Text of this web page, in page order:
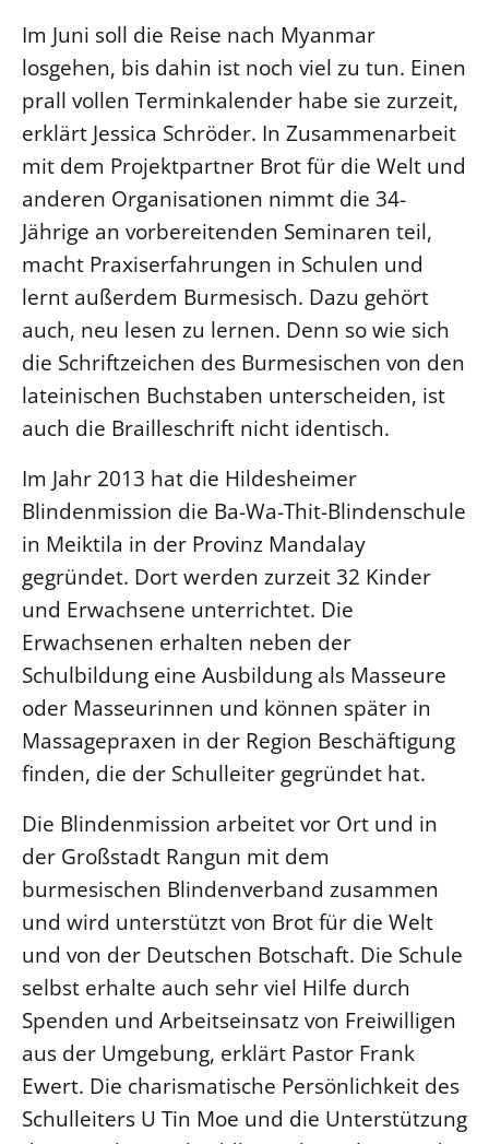
Im Juni soll die Reise nach Myanmar
losgehen, bis dahin ist noch viel zu tun. Einen
prall vollen Terminkalender habe sie zurzeit,
erklärt Jessica Schröder. In Zusammenarbeit
mit dem Projektpartner Brot für die Welt und
anderen Organisationen nimmt die 34-
Jährige an vorbereitenden Seminaren teil,
macht Praxiserfahrungen in Schulen und
lernt außerdem Burmesisch. Dazu gehört
auch, neu lesen zu lernen. Denn so wie sich
die Schriftzeichen des Burmesischen von den
lateinischen Buchstaben unterscheiden, ist
auch die Brailleschrift nicht identisch.
Im Jahr 2013 hat die Hildesheimer
Blindenmission die Ba-Wa-Thit-Blindenschule
in Meiktila in der Provinz Mandalay
gegründet. Dort werden zurzeit 32 Kinder
und Erwachsene unterrichtet. Die
Erwachsenen erhalten neben der
Schulbildung eine Ausbildung als Masseure
oder Masseurinnen und können später in
Massagepraxen in der Region Beschäftigung
finden, die der Schulleiter gegründet hat.
Die Blindenmission arbeitet vor Ort und in
der Großstadt Rangun mit dem
burmesischen Blindenverband zusammen
und wird unterstützt von Brot für die Welt
und von der Deutschen Botschaft. Die Schule
selbst erhalte auch sehr viel Hilfe durch
Spenden und Arbeitseinsatz von Freiwilligen
aus der Umgebung, erklärt Pastor Frank
Ewert. Die charismatische Persönlichkeit des
Schulleiters U Tin Moe und die Unterstützung
BIBLIOTHEK & ARCHIV
SERVICE
Älterwerden im Pfarrberuf
Beteiligungsverfahren
Beschwerdestellen
Ephoralbüro
Finanzplanung
Fundraising
IT-Service
Corporate Design
Interventionsplan
Jahresgespräche
Kantine Speiseplan
Kirchliches Amtsblatt
Kirchliche Verwaltung
Klimaschutzgesetz
Kunstreferat
NKVK
Öffentlichkeitsarbeit
Personalausschuss
Projektmanagement
Recht
Terminstundenplaner